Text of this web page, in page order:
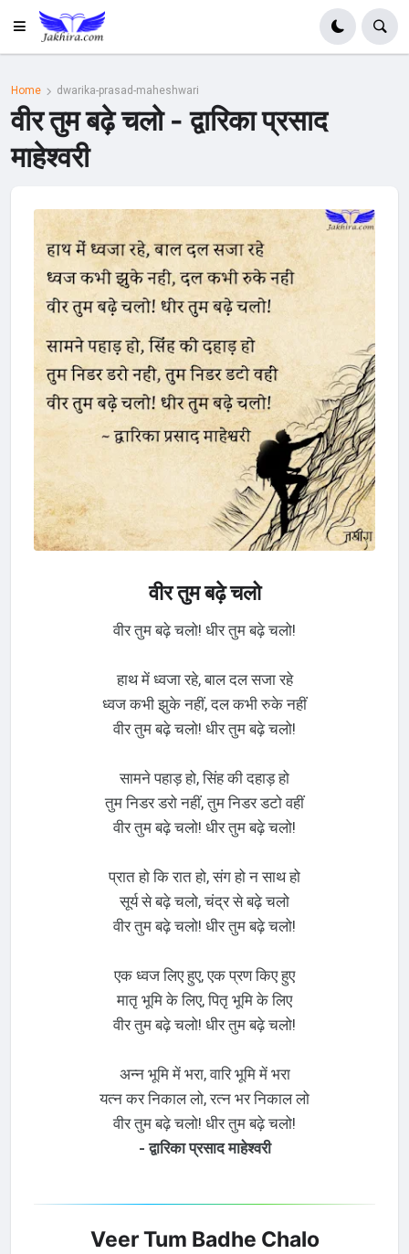
Home dwarika-prasad-maheshwari
वीर तुम बढ़े चलो - द्वारिका प्रसाद
माहेश्वरी
वीर तुम बढ़े चलो
वीर तुम बढ़े चलो! धीर तुम बढ़े चलो!
हाथ में ध्वजा रहे, बाल दल सजा रहे
ध्वज कभी झुके नहीं, दल कभी रुके नहीं
वीर तुम बढ़े चलो! धीर तुम बढ़े चलो!
सामने पहाड़ हो, सिंह की दहाड़ हो
तुम निडर डरो नहीं, तुम निडर डटो वहीं
वीर तुम बढ़े चलो! धीर तुम बढ़े चलो!
प्रात हो कि रात हो, संग हो न साथ हो
सूर्य से बढ़े चलो, चंद्र से बढ़े चलो
वीर तुम बढ़े चलो! धीर तुम बढ़े चलो!
एक ध्वज लिए हुए, एक प्रण किए हुए
मातृ भूमि के लिए, पितृ भूमि के लिए
वीर तुम बढ़े चलो! धीर तुम बढ़े चलो!
अन्न भूमि में भरा, वारि भूमि में भरा
यत्न कर निकाल लो, रत्न भर निकाल लो
वीर तुम बढ़े चलो! धीर तुम बढ़े चलो!
- द्वारिका प्रसाद माहेश्वरी
Veer Tum Badhe Chalo